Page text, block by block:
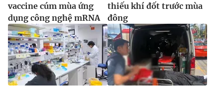
vaccine cúm mùa ứng
dụng công nghệ mRNA
thiếu khí đốt trước mùa
đông